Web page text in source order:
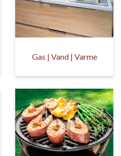
Gas | Vand | Varme